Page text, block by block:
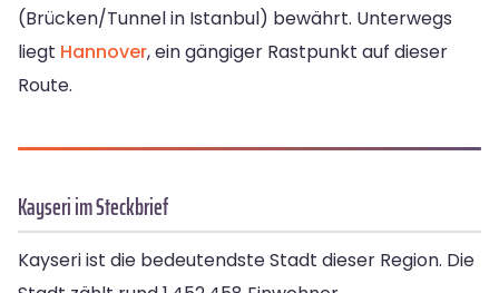
(Brücken/Tunnel in Istanbul) bewährt. Unterwegs
liegt Hannover, ein gängiger Rastpunkt auf dieser
Route.
Kayseri im Steckbrief
Kayseri ist die bedeutendste Stadt dieser Region. Die